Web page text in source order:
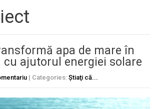
apa de mare în
cu ajutorul energiei solare
| Categories: Ştiaţi că...